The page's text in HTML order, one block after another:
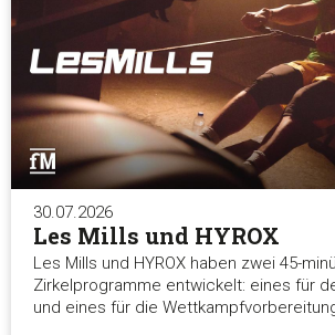
Marketing
Alle
Auswahl
Alle
30.07.2026
Les Mills und HYROX
Les Mills und HYROX haben zwei 45-
Zirkelprogramme entwickelt: eines für
und eines für die